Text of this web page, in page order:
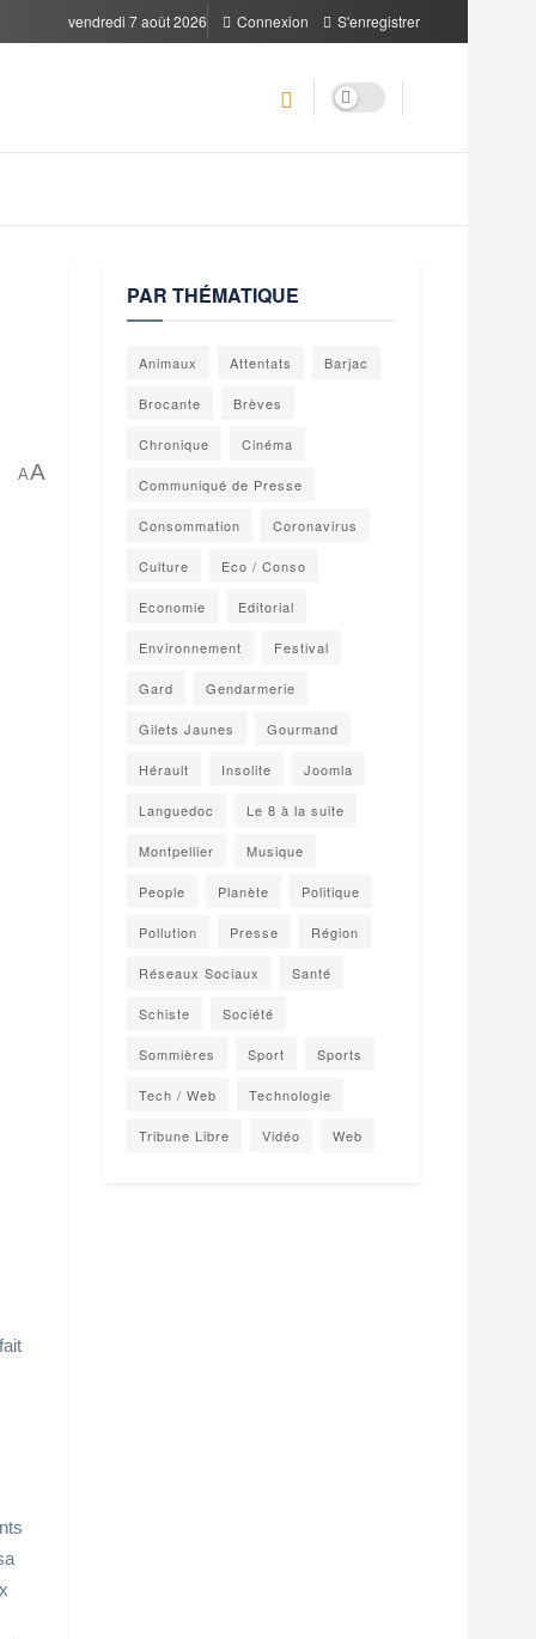
vendredi 7 août 2026 Connexion S'enregistrer
AA
PAR THÉMATIQUE
Animaux Attentats Barjac
Brocante Brèves
Chronique Cinéma
Communiqué de Presse
Consommation Coronavirus
Culture Eco / Conso
Economie Editorial
Environnement Festival
Gard Gendarmerie
Gilets Jaunes Gourmand
Hérault Insolite Joomla
Languedoc Le 8 à la suite
Montpellier Musique
People Planète Politique
Pollution Presse Région
Réseaux Sociaux Santé
Schiste Société
Sommières Sport Sports
Tech / Web Technologie
Tribune Libre Vidéo Web